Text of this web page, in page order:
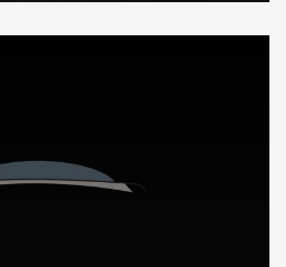
IMPORTATION AUTO au Cameroun